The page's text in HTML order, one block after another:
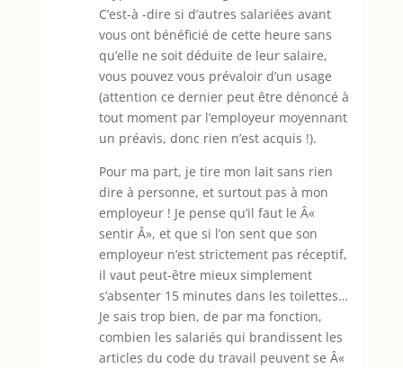
C’est-à -dire si d’autres salariées avant
vous ont bénéficié de cette heure sans
qu’elle ne soit déduite de leur salaire,
vous pouvez vous prévaloir d’un usage
(attention ce dernier peut être dénoncé à
tout moment par l’employeur moyennant
un préavis, donc rien n’est acquis !).
Pour ma part, je tire mon lait sans rien
dire à personne, et surtout pas à mon
employeur ! Je pense qu’il faut le Â«
sentir Â», et que si l’on sent que son
employeur n’est strictement pas réceptif,
il vaut peut-être mieux simplement
s’absenter 15 minutes dans les toilettes…
Je sais trop bien, de par ma fonction,
combien les salariés qui brandissent les
articles du code du travail peuvent se Â«